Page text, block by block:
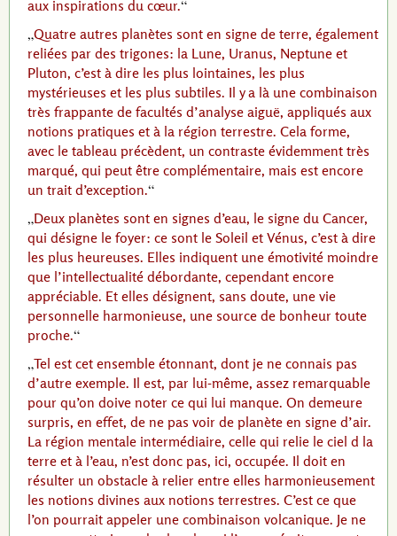
aux inspirations du cœur.
Quatre autres planètes sont en signe de terre, également
reliées par des trigones: la Lune, Uranus, Neptune et
Pluton, c’est à dire les plus lointaines, les plus
mystérieuses et les plus subtiles. Il y a là une combinaison
très frappante de facultés d’analyse aiguë, appliqués aux
notions pratiques et à la région terrestre. Cela forme,
avec le tableau précèdent, un contraste évidemment très
marqué, qui peut être complémentaire, mais est encore
un trait d’exception.
Deux planètes sont en signes d’eau, le signe du Cancer,
qui désigne le foyer: ce sont le Soleil et Vénus, c’est à dire
les plus heureuses. Elles indiquent une émotivité moindre
que l’intellectualité débordante, cependant encore
appréciable. Et elles désignent, sans doute, une vie
personnelle harmonieuse, une source de bonheur toute
proche.
Tel est cet ensemble étonnant, dont je ne connais pas
d’autre exemple. Il est, par lui-même, assez remarquable
pour qu’on doive noter ce qui lui manque. On demeure
surpris, en effet, de ne pas voir de planète en signe d’air.
La région mentale intermédiaire, celle qui relie le ciel d la
terre et à l’eau, n’est donc pas, ici, occupée. Il doit en
résulter un obstacle à relier entre elles harmonieusement
les notions divines aux notions terrestres. C’est ce que
l’on pourrait appeler une combinaison volcanique. Je ne